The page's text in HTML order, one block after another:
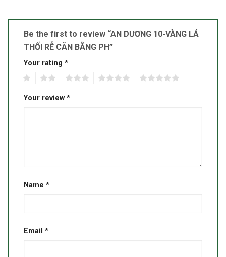
Be the first to review “AN DƯƠNG 10-VÀNG LÁ
THỐI RỄ CÂN BẰNG PH”
Your rating *
Your review *
Name *
Email *